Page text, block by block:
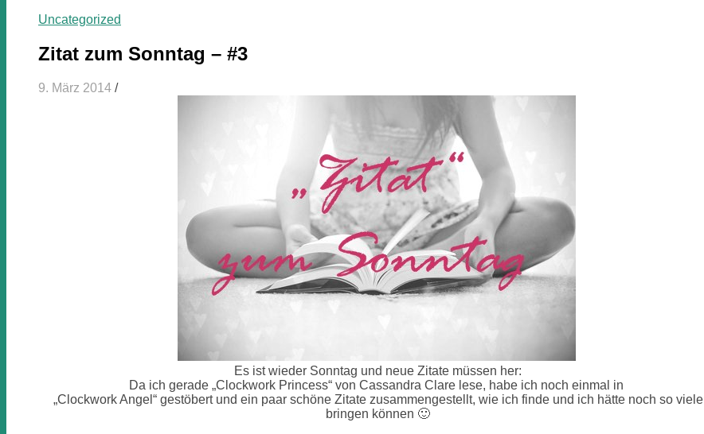
Uncategorized
Zitat zum Sonntag – #3
9. März 2014 /
Es ist wieder Sonntag und neue Zitate müssen her:
Da ich gerade „Clockwork Princess“ von Cassandra Clare lese, habe ich noch einmal in
„Clockwork Angel“ gestöbert und ein paar schöne Zitate zusammengestellt, wie ich finde und ich hätte noch so viele
bringen können 🙂